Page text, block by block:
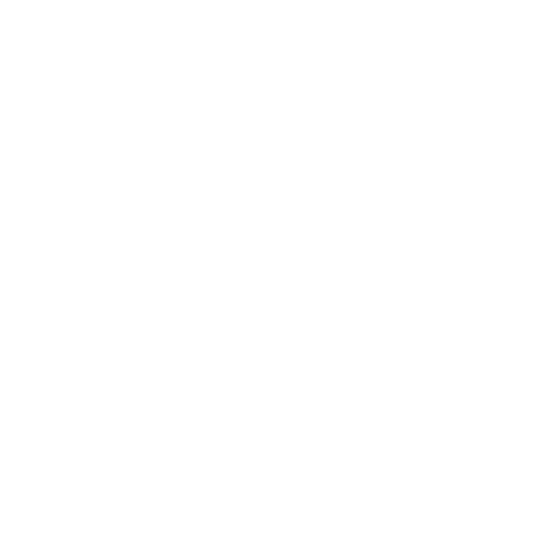
saudável, precisa ser
como é o caso da utilização da